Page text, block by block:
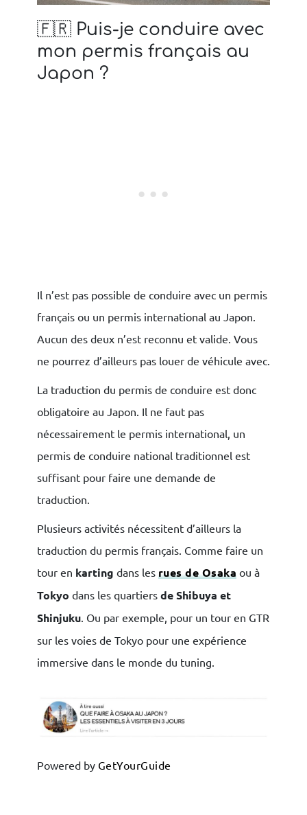
🇫🇷 Puis-je conduire avec
mon permis français au
Japon ?
Il n’est pas possible de conduire avec un permis
français ou un permis international au Japon.
Aucun des deux n’est reconnu et valide. Vous
ne pourrez d’ailleurs pas louer de véhicule avec.
La traduction du permis de conduire est donc
obligatoire au Japon. Il ne faut pas
nécessairement le permis international, un
permis de conduire national traditionnel est
suffisant pour faire une demande de
traduction.
Plusieurs activités nécessitent d’ailleurs la
traduction du permis français. Comme faire un
tour en karting dans les rues de Osaka ou à
Tokyo dans les quartiers de Shibuya et
Shinjuku. Ou par exemple, pour un tour en GTR
sur les voies de Tokyo pour une expérience
immersive dans le monde du tuning.
Powered by GetYourGuide